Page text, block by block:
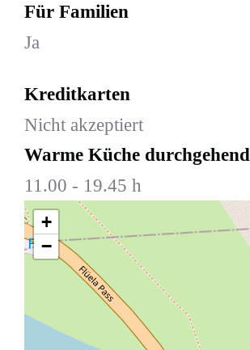
Für Familien
Ja
Kreditkarten
Nicht akzeptiert
Warme Küche durchgehend
11.00 - 19.45 h
+
−